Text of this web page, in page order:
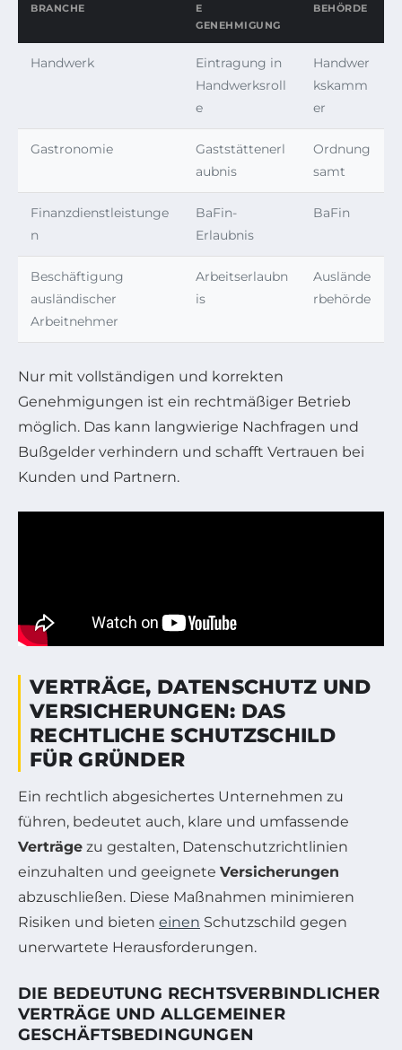
BRANCHE
E
GENEHMIGUNG
BEHÖRDE
Handwerk
Eintragung in
Handwerksroll
e
Handwer
kskamm
er
Gastronomie
Gaststättenerl
aubnis
Ordnung
samt
Finanzdienstleistunge
n
BaFin-
Erlaubnis
BaFin
Beschäftigung
ausländischer
Arbeitnehmer
Arbeitserlaubn
is
Auslände
rbehörde
Nur mit vollständigen und korrekten
Genehmigungen ist ein rechtmäßiger Betrieb
möglich. Das kann langwierige Nachfragen und
Bußgelder verhindern und schafft Vertrauen bei
Kunden und Partnern.
VERTRÄGE, DATENSCHUTZ UND
VERSICHERUNGEN: DAS
RECHTLICHE SCHUTZSCHILD
FÜR GRÜNDER
Ein rechtlich abgesichertes Unternehmen zu
führen, bedeutet auch, klare und umfassende
Verträge zu gestalten, Datenschutzrichtlinien
einzuhalten und geeignete Versicherungen
abzuschließen. Diese Maßnahmen minimieren
Risiken und bieten einen Schutzschild gegen
unerwartete Herausforderungen.
DIE BEDEUTUNG RECHTSVERBINDLICHER
VERTRÄGE UND ALLGEMEINER
GESCHÄFTSBEDINGUNGEN